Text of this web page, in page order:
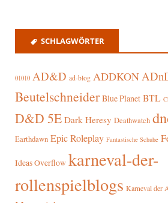
SCHLAGWÖRTER
01010 AD&D ad-blog ADDKON
Beutelschneider Blue Planet BTL
D&D 5E Dark Heresy Deathwatch
Earthdawn Epic Roleplay Fantastische Schuhe
Ideas Overflow karneval-der-
rollenspielblogs Karneval der